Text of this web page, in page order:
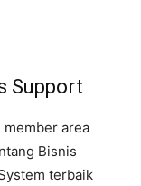
Support
member area
Bisnis
terbaik